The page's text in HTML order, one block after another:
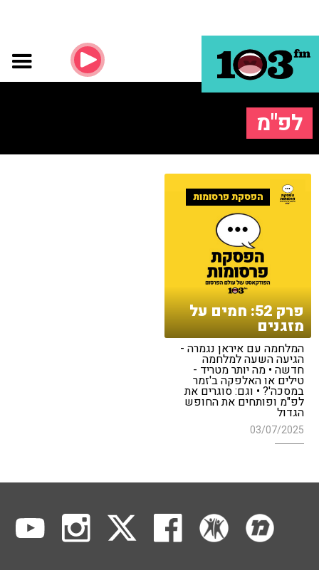
לפ"מ
הפסקת פרסומות
פרק 52: חמים על
מזגנים
המלחמה עם איראן נגמרה -
הגיעה השעה למלחמה
חדשה • מה יותר מטריד -
טילים או האלפקה ב'זמר
במסכה'? • וגם: סוגרים את
לפ"מ ופותחים את החופש
הגדול
03/07/2025